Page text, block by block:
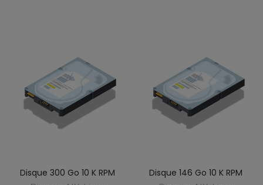
Disque 300 Go 10 K RPM Disque 146 Go 10 K RPM